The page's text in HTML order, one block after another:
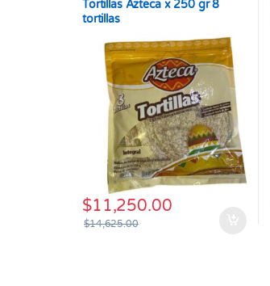
Tortillas Azteca x 250 gr 8
tortillas
$11,250.00
$14,625.00